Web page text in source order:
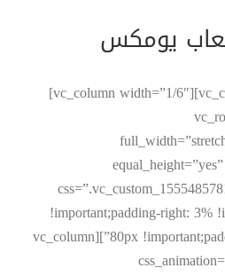
يومكس
[/vc_column_text][/vc_column][vc_column width=”1/6″]
[/vc_column][/
!important;padding-right: 3%
80px !important;padding-left: 3% !important;}”][vc_column